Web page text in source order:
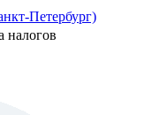
Петербург)
налогов